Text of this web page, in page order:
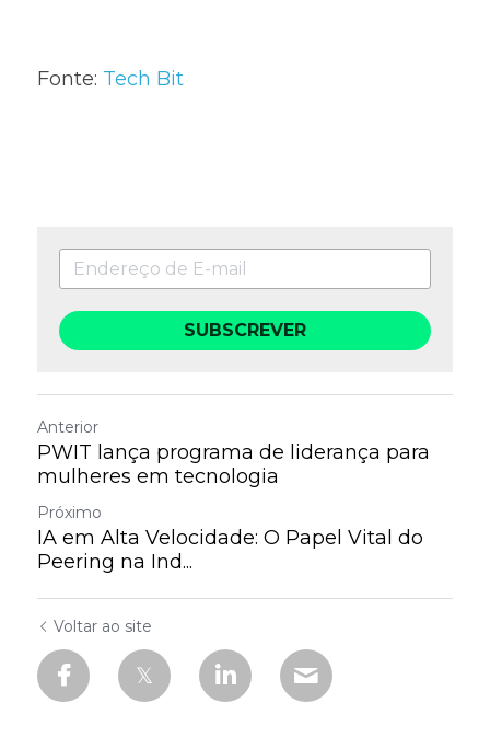
Fonte: Tech Bit
SUBSCREVER
Anterior
PWIT lança programa de liderança para
mulheres em tecnologia
Próximo
IA em Alta Velocidade: O Papel Vital do
Peering na Ind...
Voltar ao site